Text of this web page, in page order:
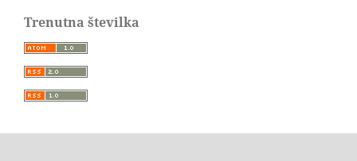
Trenutna številka